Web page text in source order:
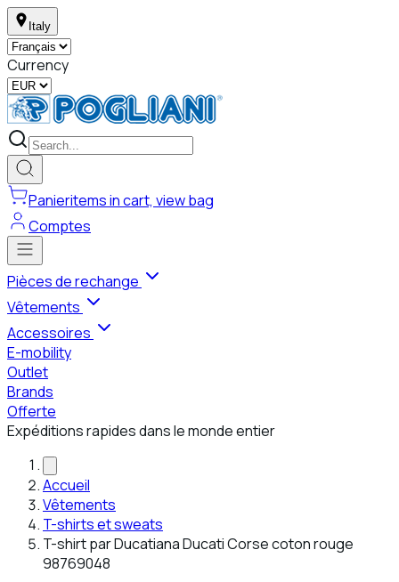
Italy
Currency
Panieritems in cart, view bag
Comptes
Pièces de rechange
Vêtements
Accessoires
E-mobility
Outlet
Brands
Offerte
Expéditions rapides dans le monde entier
Accueil
Vêtements
T-shirts et sweats
T-shirt par Ducatiana Ducati Corse coton rouge
98769048